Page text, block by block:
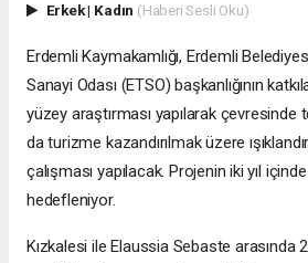
Erkek| Kadın (Haberi Sesli Oku)
Erdemli Kaymakamlığı, Erdemli
Sanayi Odası (ETSO) başkanlığının
yüzey araştırması yapılarak çevresinde
da turizme kazandırılmak üzere
çalışması yapılacak. Projenin iki yıl
hedefleniyor.
Kızkalesi ile Elaussia Sebaste arasında